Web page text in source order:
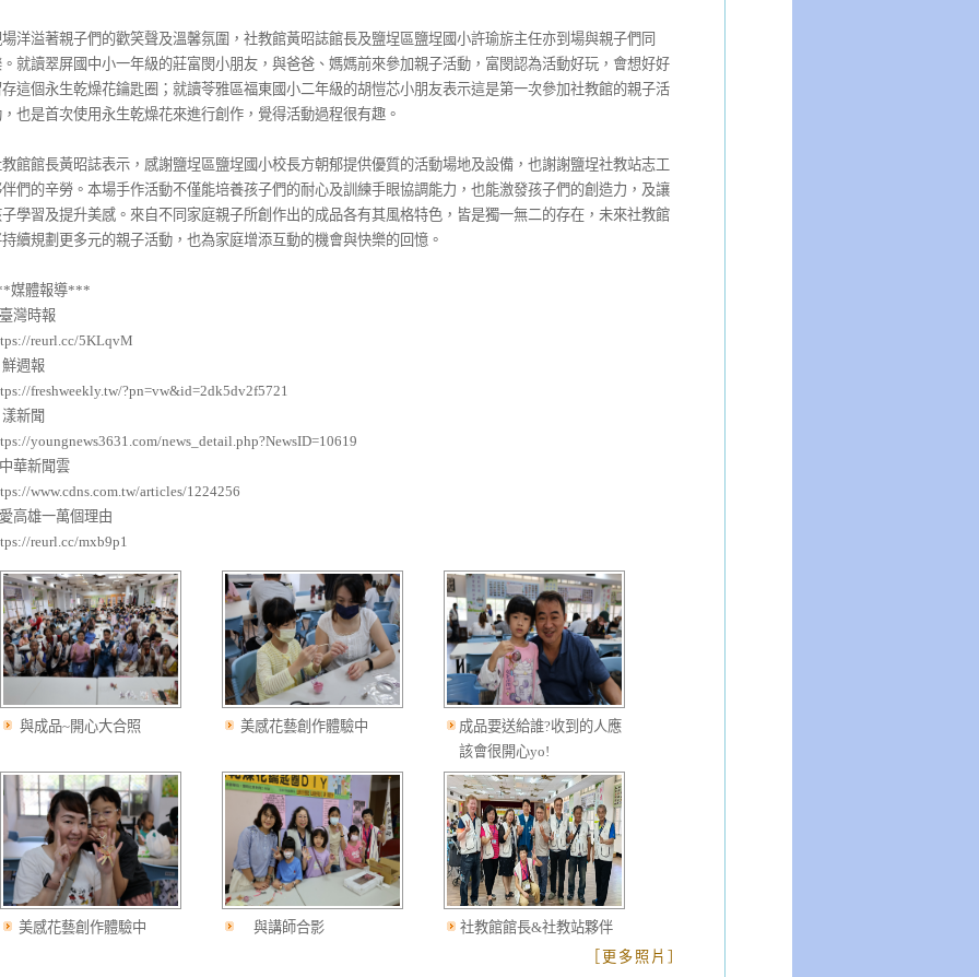
洋溢著親子們的歡笑聲及溫馨氛圍，社教館黃昭誌館長及鹽埕區鹽埕國小許瑜旂主任亦到場與親子們同
就讀翠屏國中小一年級的莊富閔小朋友，與爸爸、媽媽前來參加親子活動，富閔認為活動好玩，會想好好
這個永生乾燥花鑰匙圈；就讀苓雅區福東國小二年級的胡愷芯小朋友表示這是第一次參加社教館的親子活
也是首次使用永生乾燥花來進行創作，覺得活動過程很有趣。
館館長黃昭誌表示，感謝鹽埕區鹽埕國小校長方朝郁提供優質的活動場地及設備，也謝謝鹽埕社教站志工
們的辛勞。本場手作活動不僅能培養孩子們的耐心及訓練手眼協調能力，也能激發孩子們的創造力，及讓
學習及提升美感。來自不同家庭親子所創作出的成品各有其風格特色，皆是獨一無二的存在，未來社教館
續規劃更多元的親子活動，也為家庭增添互動的機會與快樂的回憶。
媒體報導***
灣時報
reurl.cc/5KLqvM
鮮週報
freshweekly.tw/?pn=vw&id=2dk5dv2f5721
漾新聞
youngnews3631.com/news_detail.php?NewsID=10619
華新聞雲
www.cdns.com.tw/articles/1224256
高雄一萬個理由
reurl.cc/mxb9p1
與成品~開心大合照 美感花藝創作體驗中
成品要送給誰?收到的人應
該會很開心yo!
美感花藝創作體驗中 與講師合影
社教館館長&社教站夥伴
［更多照片］